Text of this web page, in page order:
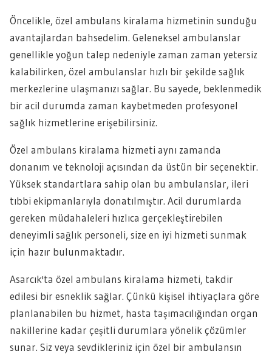
Öncelikle, özel ambulans kiralama hizmetinin sunduğu
avantajlardan bahsedelim. Geleneksel ambulanslar
genellikle yoğun talep nedeniyle zaman zaman yetersiz
kalabilirken, özel ambulanslar hızlı bir şekilde sağlık
merkezlerine ulaşmanızı sağlar. Bu sayede, beklenmedik
bir acil durumda zaman kaybetmeden profesyonel
sağlık hizmetlerine erişebilirsiniz.
Özel ambulans kiralama hizmeti aynı zamanda
donanım ve teknoloji açısından da üstün bir seçenektir.
Yüksek standartlara sahip olan bu ambulanslar, ileri
tıbbi ekipmanlarıyla donatılmıştır. Acil durumlarda
gereken müdahaleleri hızlıca gerçekleştirebilen
deneyimli sağlık personeli, size en iyi hizmeti sunmak
için hazır bulunmaktadır.
Asarcık'ta özel ambulans kiralama hizmeti, takdir
edilesi bir esneklik sağlar. Çünkü kişisel ihtiyaçlara göre
planlanabilen bu hizmet, hasta taşımacılığından organ
nakillerine kadar çeşitli durumlara yönelik çözümler
sunar. Siz veya sevdikleriniz için özel bir ambulansın